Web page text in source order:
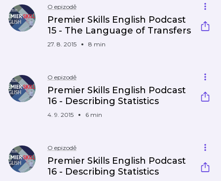
O epizodě
Premier Skills English Podcast
15 - The Language of Transfers
27. 8. 2015 8 min
O epizodě
Premier Skills English Podcast
16 - Describing Statistics
4. 9. 2015 6 min
O epizodě
Premier Skills English Podcast
16 - Describing Statistics